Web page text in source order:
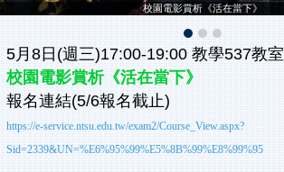
校園電影賞析《活在當下》
5月8日(週三)17:00-19:00 教學537教室
校園電影賞析《活在當下》
報名連結(5/6報名截止)
https://e-service.ntsu.edu.tw/exam2/Course_View.aspx?
Sid=2339&UN=%E6%95%99%E5%8B%99%E8%99%95